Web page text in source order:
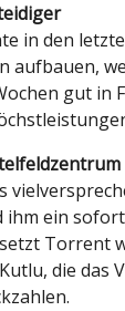
in den
aufbauen,
gut in
ihm ein
Torrent
die das